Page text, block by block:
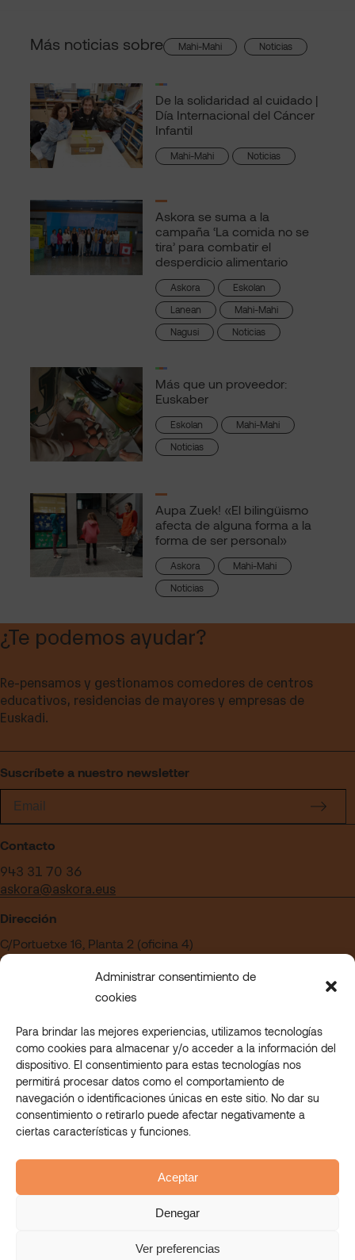
Administrar consentimiento de
cookies
Para brindar las mejores experiencias, utilizamos tecnologías
como cookies para almacenar y/o acceder a la información del
dispositivo. El consentimiento para estas tecnologías nos
permitirá procesar datos como el comportamiento de
navegación o identificaciones únicas en este sitio. No dar su
consentimiento o retirarlo puede afectar negativamente a
ciertas características y funciones.
Aceptar
Denegar
Ver preferencias
Más noticias sobre Mahi-Mahi Noticias
De la solidaridad al cuidado |
Día Internacional del Cáncer
Infantil
Mahi-Mahi Noticias
Askora se suma a la
campaña ‘La comida no se
tira’ para combatir el
desperdicio alimentario
Askora
Eskolan
Lanean
Mahi-Mahi
Nagusi
Noticias
Más que un proveedor:
Euskaber
Eskolan
Mahi-Mahi
Noticias
Aupa Zuek! «El bilingüismo
afecta de alguna forma a la
forma de ser personal»
Askora
Mahi-Mahi
Noticias
¿Te podemos ayudar?
Re-pensamos y gestionamos comedores de centros
educativos, residencias de mayores y empresas de
Euskadi.
Suscríbete a nuestro newsletter
Contacto
943 31 70 36
askora@askora.eus
Dirección
C/Portuetxe 16, Planta 2 (oficina 4)
Edificio Blanca Vinuesa
20018 San Sebastián – Gipuzkoa
¿Quieres trabajar en Askora?
Acceder a nuestra sección de empleo
© 2023 Askora. All rights reserved.
Askora Mahi-Mahi
Askora Lanean